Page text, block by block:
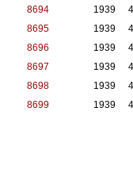
8694 1939
8695 1939
8696 1939
8697 1939
8698 1939
8699 1939